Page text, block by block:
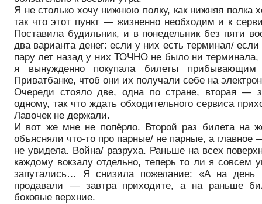
Я не столько хочу нижнюю полку, как нижняя полка
так что этот пункт — жизненно необходим и к
Поставила будильник, и в понедельник без пяти
два варианта денег: если у них есть терминал/
пару лет назад у них ТОЧНО не было ни терминала,
я вынужденно покупала билеты прибывающим
Приватбанке, чтоб они их получали себе на
Очереди стояло две, одна по стране, вторая —
одному, так что ждать обходительного сервиса
Лавочек не держали.
И вот же мне не попёрло. Второй раз билета на
объясняли что-то про парные/ не парные, а главное
не увидела. Война/ разруха. Раньше на всех
каждому вокзалу отдельно, теперь то ли я
запутались… Я снизила пожелание: «А на
продавали — завтра приходите, а на раньше
боковые верхние.